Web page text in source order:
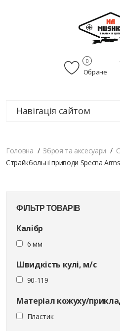
Обране
0
Навігація сайтом
Головна Зброя та аксесуари
Страйкбольні приводи Specna Arms
ФІЛЬТР ТОВАРІВ
Калібр
6 мм
Швидкість кулі, м/с
90-119
Матеріал кожуху/
Пластик